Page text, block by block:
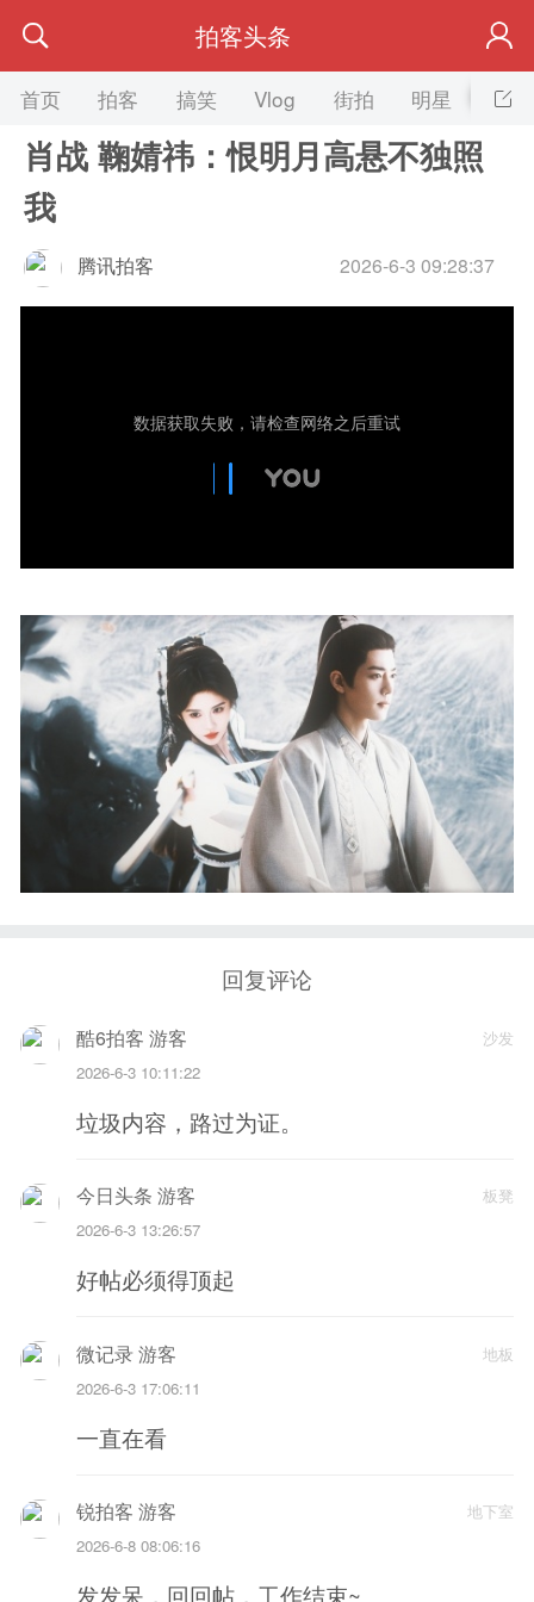
拍客头条
首页 拍客 搞笑 Vlog 街拍 明星 美女
肖战 鞠婧祎：恨明月高悬不独照
我
腾讯拍客 2026-6-3 09:28:37
回复评论
沙发
酷6拍客 游客
2026-6-3 10:11:22
垃圾内容，路过为证。
板凳
今日头条 游客
2026-6-3 13:26:57
好帖必须得顶起
地板
微记录 游客
2026-6-3 17:06:11
一直在看
地下室
锐拍客 游客
2026-6-8 08:06:16
发发呆，回回帖，工作结束~